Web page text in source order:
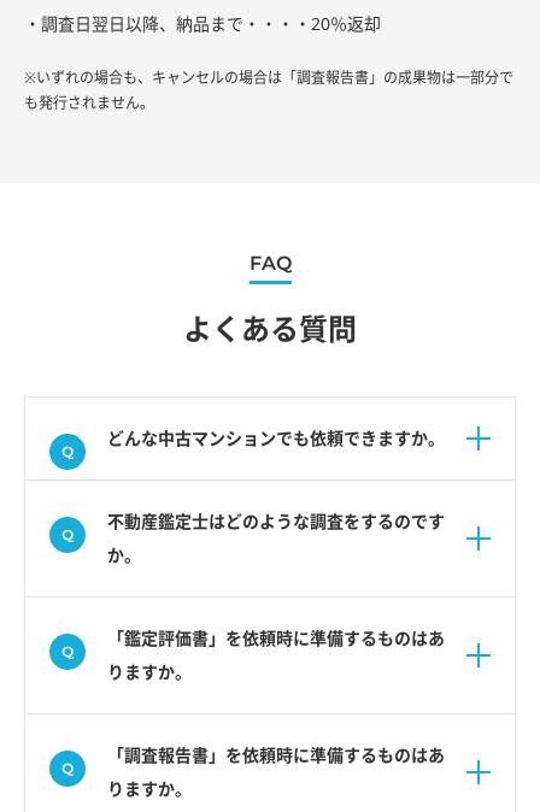
・調査日翌日以降、納品まで・・・・20％返却
※いずれの場合も、キャンセルの場合は「調査報告書」の成果物は一部分で
も発行されません。
FAQ
よくある質問
どんな中古マンションでも依頼できますか。
不動産鑑定士はどのような調査をするのです
か。
「鑑定評価書」を依頼時に準備するものはあ
りますか。
「調査報告書」を依頼時に準備するものはあ
りますか。